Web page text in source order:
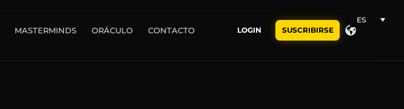
MASTERMINDS ORÁCULO CONTACTO LOGIN SUSCRIBIRSE
ES